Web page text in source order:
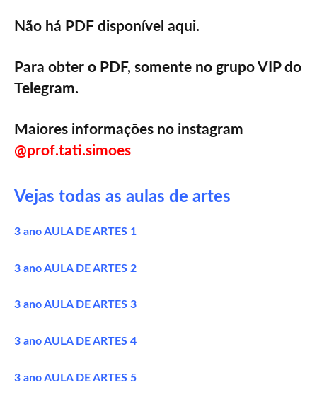
Não há PDF disponível aqui.
Para obter o PDF, somente no grupoVIP do
Telegram.
Maiores informações no instagram
@prof.tati.simoes
Vejas todas as aulas de artes
3 ano AULA DE ARTES 1
3 ano AULA DE ARTES 2
3 ano AULA DE ARTES 3
3 ano AULA DE ARTES 4
3 ano AULA DE ARTES 5